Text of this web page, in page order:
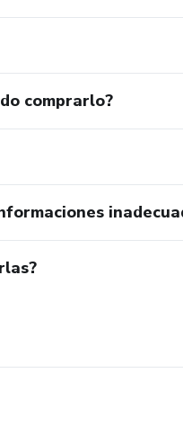
comprarlo?